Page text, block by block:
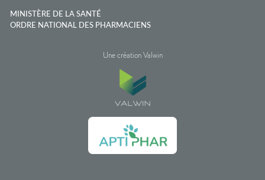
MINISTÈRE DE LA SANTÉ
ORDRE NATIONAL DES PHARMACIENS
Une création Valwin